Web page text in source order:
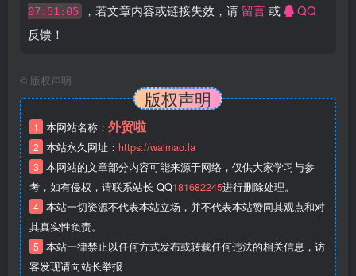
07:51:05
，若文章内容或链接失效，请 留言或
QQ
反馈！
© 版权声明
版权声明
1 本网站名称： 外贸啦
2 本站永久网址： https://waimao.la
3 本网站的文章部分内容可能来源于网络，仅供大家学习与参
考，如有侵权，请联系站长 QQ181682245进行删除处理。
4 本站一切资源不代表本站立场，并不代表本站赞同其观点和对
其真实性负责。
5 本站一律禁止以任何方式发布或转载任何违法的相关信息，访
客发现请向站长举报